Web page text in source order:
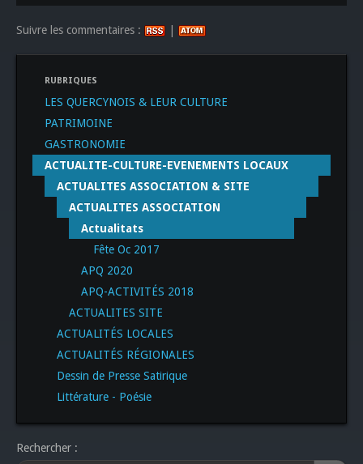
Suivre les commentaires : |
RUBRIQUES
LES QUERCYNOIS & LEUR CULTURE
PATRIMOINE
GASTRONOMIE
ACTUALITE-CULTURE-EVENEMENTS LOCAUX
ACTUALITES ASSOCIATION & SITE
ACTUALITES ASSOCIATION
Actualitats
Fête Oc 2017
APQ 2020
APQ-ACTIVITÉS 2018
ACTUALITES SITE
ACTUALITÉS LOCALES
ACTUALITÉS RÉGIONALES
Dessin de Presse Satirique
Littérature - Poésie
Rechercher :